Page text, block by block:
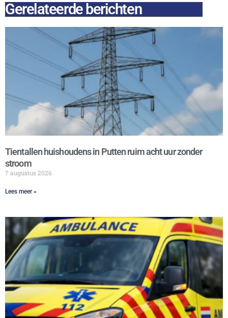
Gerelateerde berichten
Tientallen huishoudens in Putten ruim acht uur zonder
stroom
7 augustus 2026
Lees meer »